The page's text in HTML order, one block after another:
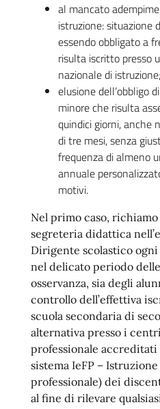
al mancato
istruzione: situazione
essendo obbligato a
risulta iscritto presso
nazionale di istruzione;
elusione dell’obbligo
minore che risulta
quindici giorni, anche
di tre mesi, senza
frequenza di almeno
annuale
motivi.
Nel primo caso,
segreteria didattica
Dirigente scolastico
nel delicato periodo
osservanza, sia degli
controllo dell’effettiva
scuola secondaria di
alternativa presso i
professionale accreditati
sistema IeFP –
professionale) dei
al fine di rilevare